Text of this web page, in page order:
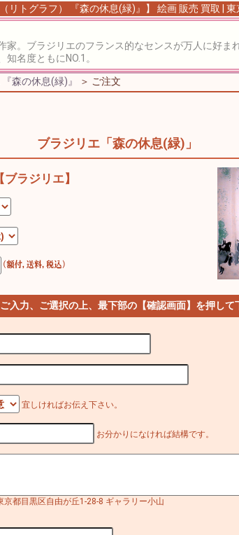
リトグラフ） 『森の休息(緑)』】 絵画 販売 買取 |
。ブラジリエのフランス的なセンスが万人に好ま
名度ともにNO.1。
森の休息(緑)』 ＞ ご注文
ブラジリエ「森の休息(緑)」
【ブラジリエ】
入力、ご選択の上、最下部の【確認画面】を押して
宜しければお伝え下さい。
お分かりになければ結構です。
京都目黒区自由が丘1-28-8 ギャラリー小山